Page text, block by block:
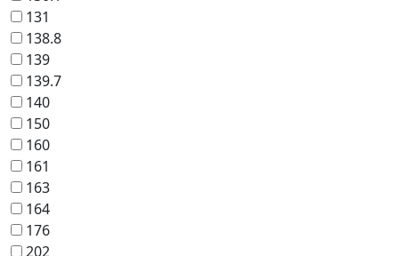
131
138.8
139
139.7
140
150
160
161
163
164
176
202